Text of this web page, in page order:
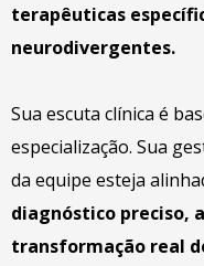
terapêuticas
neurodivergentes.
Sua escuta clínica é
especialização. Sua
da equipe esteja
diagnóstico preciso,
transformação real